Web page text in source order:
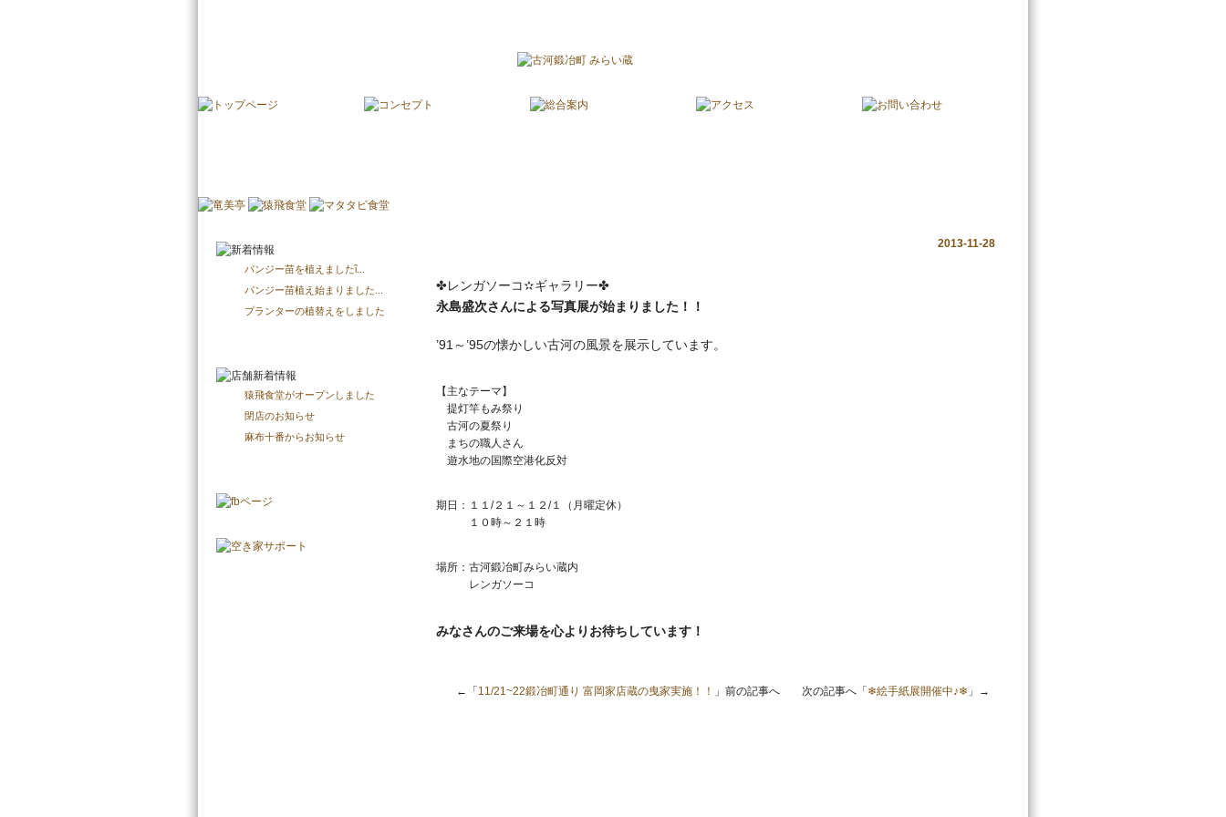
2013-11-28
✤レンガソーコ✫ギャラリー✤
永島盛次さんによる写真展が始まりました！！
’91～’95の懐かしい古河の風景を展示しています。
【主なテーマ】
提灯竿もみ祭り
古河の夏祭り
まちの職人さん
遊水地の国際空港化反対
期日：１１/２１～１２/１（月曜定休）
１０時～２１時
場所：古河鍛冶町みらい蔵内
レンガソーコ
みなさんのご来場を心よりお待ちしています！
←「 11/21~22鍛冶町通り 富岡家店蔵の曳家実施！！ 」前の記事へ 次の記事へ「 ❄絵手紙展開催中♪❄ 」→
パンジー苗を植えましたἳ...
パンジー苗植え始まりました...
プランターの植替えをしました
猿飛食堂がオープンしました
閉店のお知らせ
麻布十番からお知らせ